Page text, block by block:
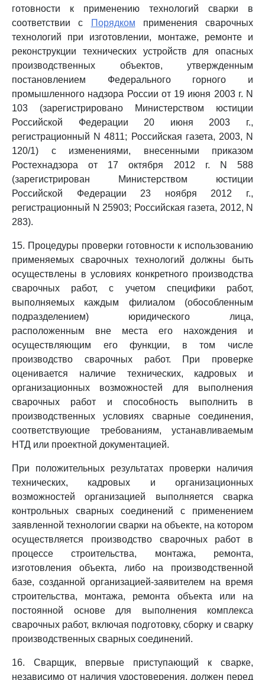
готовности к применению технологий сварки в
соответствии с
Порядком применения сварочных
технологий при изготовлении, монтаже, ремонте и
реконструкции технических устройств для опасных
производственных объектов, утвержденным
постановлением Федерального горного и
промышленного надзора России от 19 июня 2003 г. N
103 (зарегистрировано Министерством юстиции
Российской Федерации 20 июня 2003 г.,
регистрационный N 4811; Российская газета, 2003, N
120/1) с изменениями, внесенными приказом
Ростехнадзора от 17 октября 2012 г. N 588
(зарегистрирован Министерством юстиции
Российской Федерации 23 ноября 2012 г.,
регистрационный N 25903; Российская газета, 2012, N
283).
15. Процедуры проверки готовности к использованию
применяемых сварочных технологий должны быть
осуществлены в условиях конкретного производства
сварочных работ, с учетом специфики работ,
выполняемых каждым филиалом (обособленным
подразделением) юридического лица,
расположенным вне места его нахождения и
осуществляющим его функции, в том числе
производство сварочных работ. При проверке
оценивается наличие технических, кадровых и
организационных возможностей для выполнения
сварочных работ и способность выполнить в
производственных условиях сварные соединения,
соответствующие требованиям, устанавливаемым
НТД или проектной документацией.
При положительных результатах проверки наличия
технических, кадровых и организационных
возможностей организацией выполняется сварка
контрольных сварных соединений с применением
заявленной технологии сварки на объекте, на котором
осуществляется производство сварочных работ в
процессе строительства, монтажа, ремонта,
изготовления объекта, либо на производственной
базе, созданной организацией-заявителем на время
строительства, монтажа, ремонта объекта или на
постоянной основе для выполнения комплекса
сварочных работ, включая подготовку, сборку и сварку
производственных сварных соединений.
16. Сварщик, впервые приступающий к сварке,
независимо от наличия удостоверения, должен перед